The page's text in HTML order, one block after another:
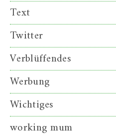
Text
Twitter
Verblüffendes
Werbung
Wichtiges
working mum